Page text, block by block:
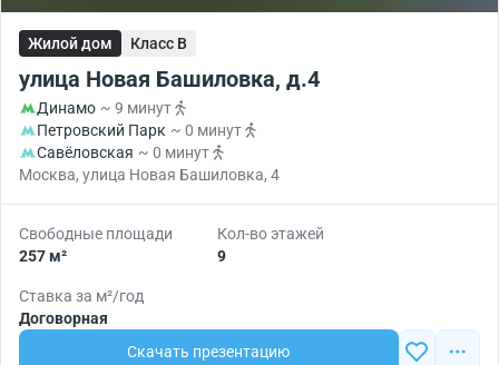
Жилой дом Класс B
улица Новая Башиловка, д.4
Динамо ~ 9 минут
Петровский Парк ~ 0 минут
Савёловская ~ 0 минут
Москва, улица Новая Башиловка, 4
Свободные площади
257 м²
Кол-во этажей
9
Ставка за м²/год
Договорная
Скачать презентацию